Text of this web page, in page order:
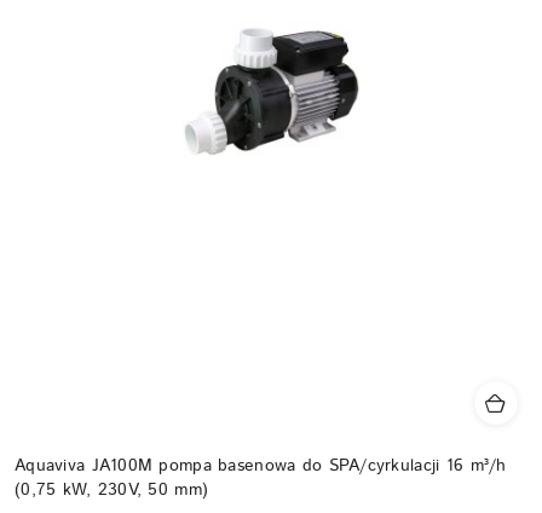
Aquaviva JA100M pompa basenowa do SPA/cyrkulacji 16 m³/h
(0,75 kW, 230V, 50 mm)